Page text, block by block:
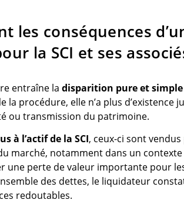
les conséquences
la SCI et ses
entraîne la disparition pure et simple
la procédure, elle n’a plus d’existence
ou transmission du patrimoine.
à l’actif de la SCI, ceux-ci sont
marché, notamment dans un contexte
une perte de valeur importante pour
des dettes, le liquidateur
redoutables.